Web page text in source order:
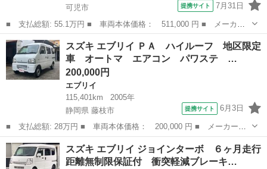
可児市
提携サイト 7月31日
■ 支払総額: 55.1万円 ■ 車両本体価格： 511,000 円 ■ メーカー
名： スズキ ■ 車種名： エブリイ ■ グレード名： ＰＡ ハイ
ルーフ キーレスキー エアコン パワーウィンドウ 走行距離６万
キロ台！ 走...
岐阜 可児市 エブリイ
スズキ エブリイ ＰＡ ハイルーフ 地区限定
車 オートマ エアコン パワステ …
200,000円
エブリイ
115,401km
2005年
静岡県 藤枝市
提携サイト 6月3日
■ 支払総額: 28万円 ■ 車両本体価格： 200,000 円 ■ メーカー
名： スズキ ■ 車種名： エブリイ ■ グレード名： ＰＡ ハイ
ルーフ 地区限定車 オートマ エアコン パワステ 両側スライド
ドア 車検整備付...
静岡 藤枝市 エブリイ
スズキ エブリイ ジョインターボ ６ヶ月走行
距離無制限保証付 衝突軽減ブレーキ…